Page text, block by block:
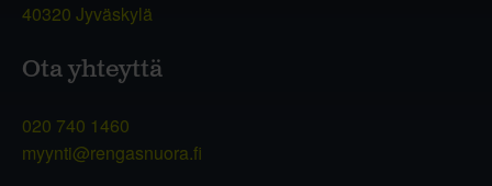
40320 Jyväskylä
Ota yhteyttä
020 740 1460
myynti@rengasnuora.fi